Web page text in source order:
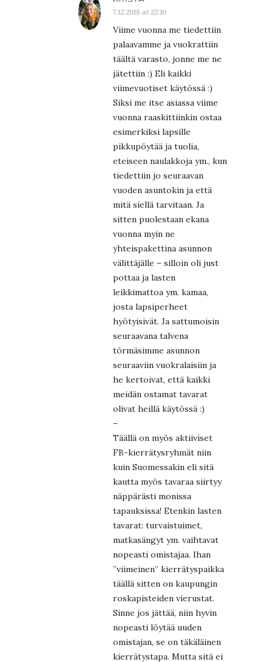
7.12.2018 at 22:10
Viime vuonna me tiedettiin
palaavamme ja vuokrattiin
täältä varasto, jonne me ne
jätettiin :) Eli kaikki
viimevuotiset käytössä :)
Siksi me itse asiassa viime
vuonna raaskittiinkin ostaa
esimerkiksi lapsille
pikkupöytää ja tuolia,
eteiseen naulakkoja ym., kun
tiedettiin jo seuraavan
vuoden asuntokin ja että
mitä siellä tarvitaan. Ja
sitten puolestaan ekana
vuonna myin ne
yhteispakettina asunnon
välittäjälle – silloin oli just
pottaa ja lasten
leikkimattoa ym. kamaa,
josta lapsiperheet
hyötyisivät. Ja sattumoisin
seuraavana talvena
törmäsimme asunnon
seuraaviin vuokralaisiin ja
he kertoivat, että kaikki
meidän ostamat tavarat
olivat heillä käytössä :)
–
Täällä on myös aktiiviset
FB-kierrätysryhmät niin
kuin Suomessakin eli sitä
kautta myös tavaraa siirtyy
näppärästi monissa
tapauksissa! Etenkin lasten
tavarat: turvaistuimet,
matkasängyt ym. vaihtavat
nopeasti omistajaa. Ihan
”viimeinen” kierrätyspaikka
täällä sitten on kaupungin
roskapisteiden vierustat.
Sinne jos jättää, niin hyvin
nopeasti löytää uuden
omistajan, se on täkäläinen
kierrätystapa. Mutta sitä ei